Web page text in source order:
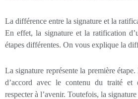
La différence entre la signature et la
En effet, la signature et la ratification
étapes différentes. On vous explique la
La signature représente la première
d’accord avec le contenu du traité et
respecter à l’avenir. Toutefois, la